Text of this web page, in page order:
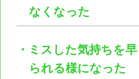
なくなった
・ミスした気持ちを
られる様になった